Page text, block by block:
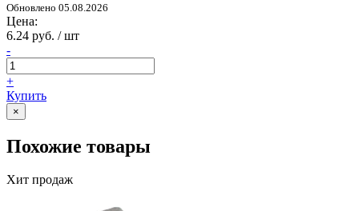
Обновлено 05.08.2026
Цена:
6.24 руб. / шт
-
+
Купить
×
Похожие товары
Хит продаж